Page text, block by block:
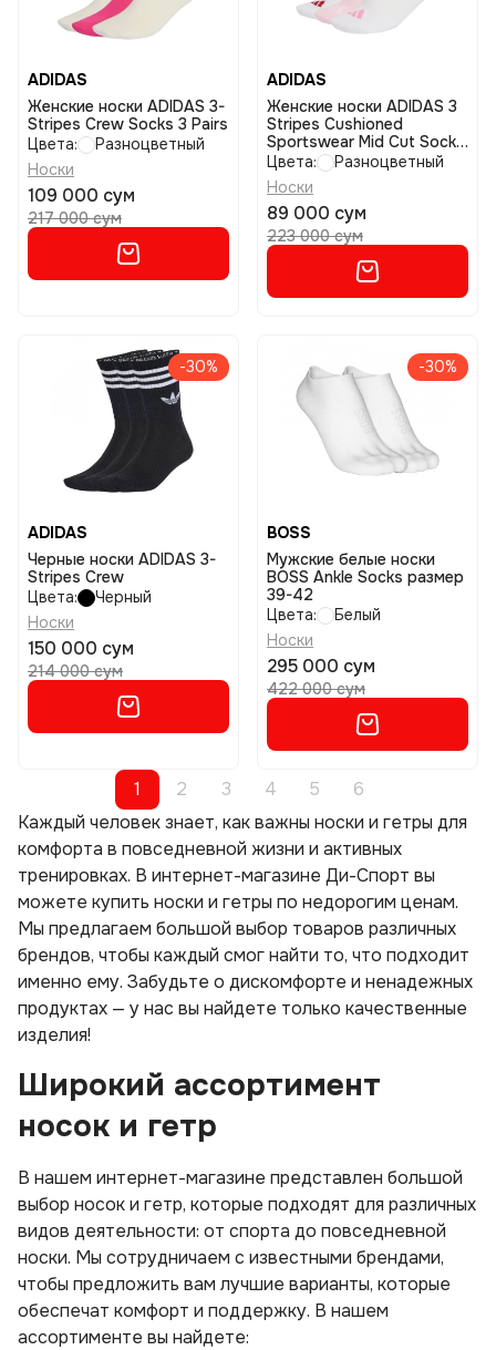
ADIDAS
Женские носки ADIDAS 3-
Stripes Crew Socks 3 Pairs
Цвета:
Разноцветный
Носки
109 000 сум
217 000 сум
ADIDAS
Женские носки ADIDAS 3
Stripes Cushioned
Sportswear Mid Cut Socks
3 Pair
Цвета:
Разноцветный
Носки
89 000 сум
223 000 сум
-30%
ADIDAS
Черные носки ADIDAS 3-
Stripes Crew
Цвета:
Черный
Носки
150 000 сум
214 000 сум
-30%
BOSS
Мужские белые носки
BOSS Ankle Socks размер
39-42
Цвета:
Белый
Носки
295 000 сум
422 000 сум
1 2 3 4 5
6
Каждый человек знает, как важны носки и гетры для
комфорта в повседневной жизни и активных
тренировках. В интернет-магазине Ди-Спорт вы
можете купить носки и гетры по недорогим ценам.
Мы предлагаем большой выбор товаров различных
брендов, чтобы каждый смог найти то, что подходит
именно ему. Забудьте о дискомфорте и ненадежных
продуктах — у нас вы найдете только качественные
изделия!
Широкий ассортимент
носок и гетр
В нашем интернет-магазине представлен большой
выбор носок и гетр, которые подходят для различных
видов деятельности: от спорта до повседневной
носки. Мы сотрудничаем с известными брендами,
чтобы предложить вам лучшие варианты, которые
обеспечат комфорт и поддержку. В нашем
ассортименте вы найдете: